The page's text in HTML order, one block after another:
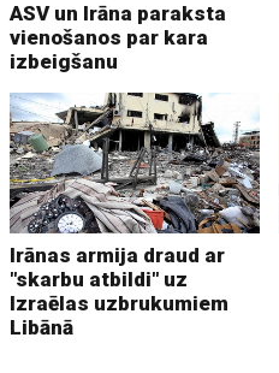
ASV un Irāna paraksta
vienošanos par kara
izbeigšanu
Irānas armija draud ar
"skarbu atbildi" uz
Izraēlas uzbrukumiem
Libānā